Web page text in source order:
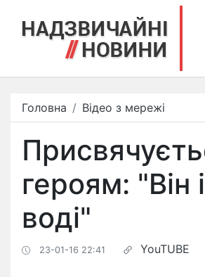
Головна Відео з мережі
героям: "Він
воді"
23-01-16 22:41 YouTUBE